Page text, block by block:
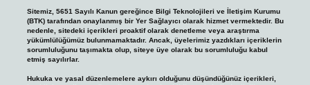
Sitemiz, 5651 Sayılı Kanun gereğince Bilgi Teknolojileri ve İletişim Kurumu
(BTK) tarafından onaylanmış bir Yer Sağlayıcı olarak hizmet vermektedir. Bu
nedenle, sitedeki içerikleri proaktif olarak denetleme veya araştırma
yükümlülüğümüz bulunmamaktadır. Ancak, üyelerimiz yazdıkları içeriklerin
sorumluluğunu taşımakta olup, siteye üye olarak bu sorumluluğu kabul
etmiş sayılırlar.
Hukuka ve yasal düzenlemelere aykırı olduğunu düşündüğünüz içerikleri,